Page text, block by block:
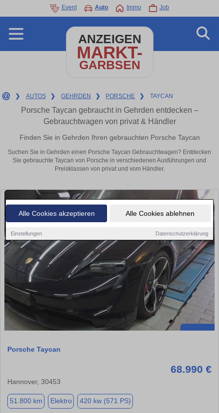
Alle Cookies akzeptieren Alle Cookies ablehnen
Einstellungen Datenschutzerklärung
Event Auto Immo Job
ANZEIGEN
MARKT-
GARBSEN
❯ AUTOS ❯ GEHRDEN ❯ PORSCHE ❯ TAYCAN
Porsche Taycan gebraucht in Gehrden entdecken –
Gebrauchtwagen von privat & Händler
Finden Sie in Gehrden Ihren gebrauchten Porsche Taycan
Suchen Sie in Gehrden einen Porsche Taycan Gebrauchtwagen? Entdecken
Sie gebrauchte Taycan von Porsche in verschiedenen Ausführungen und
Preisklassen von privat und vom Händler.
Porsche Taycan
68.990 €
Hannover, 30453
51.800 km Elektro 420 kw (571 PS)